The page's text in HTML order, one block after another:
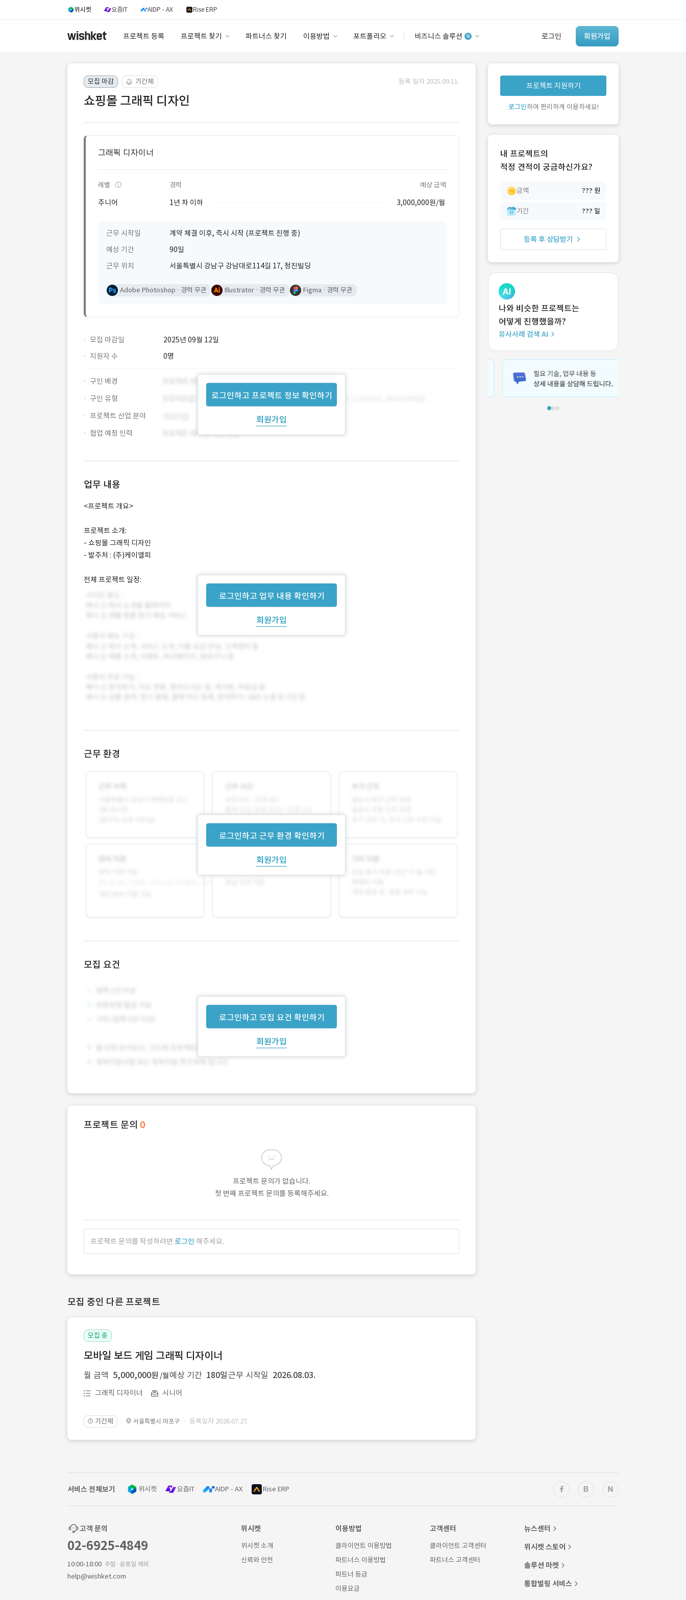
위시켓 요즘IT AIDP - AX Rise ERP
프로젝트 등록 프로젝트 찾기 파트너스 찾기 이용방법 포트폴리오 비즈니스 솔루션 로그인 회원가입
안심 코드 케어
유사사례 검색 AI
‘이런 거’ 만들어본
개발 회사 있어?
모집 마감 기간제 등록 일자 2025.09.11.
쇼핑몰 그래픽 디자인
그래픽 디자이너
레벨 경력 예상 금액
주니어 1년 차 이하 3,000,000원/월
근무 시작일
계약 체결 이후, 즉시 시작 (프로젝트 진행 중)
예상 기간
90일
근무 위치
서울특별시 강남구 강남대로114길 17, 정진빌딩
Adobe Photoshop 경력 무관 Illustrator 경력 무관 Figma 경력 무관
모집 마감일
2025년 09월 12일
지원자 수
0명
로그인하고 프로젝트 정보 확인하기
회원가입
구인 배경
구인 유형
프로젝트 산업 분야
협업 예정 인력
업무 내용
로그인하고 업무 내용 확인하기
회원가입
<프로젝트 개요>
프로젝트 소개:
- 쇼핑몰 그래픽 디자인
- 발주처 : (주)케이엘피
전체 프로젝트 일정:
근무 환경
로그인하고 근무 환경 확인하기
회원가입
모집 요건
로그인하고 모집 요건 확인하기
회원가입
프로젝트 문의 0
프로젝트 문의가 없습니다.
첫 번째 프로젝트 문의를 등록해주세요.
프로젝트 문의를 작성하려면 로그인 해주세요.
모집 중인 다른 프로젝트
모집 중
모바일 보드 게임 그래픽 디자이너
월 금액 5,000,000원 /월예상 기간 180일 근무 시작일 2026.08.03.
그래픽 디자이너 시니어
🕒 기간제 서울특별시 마포구 · 등록일자 2026.07.27.
프로젝트 지원하기
로그인하여 편리하게 이용하세요!
내 프로젝트의
적정 견적이 궁금하신가요?
금액 ??? 원
기간 ??? 일
등록 후 상담받기
나와 비슷한 프로젝트는
어떻게 진행했을까?
유사사례 검색 AI
서비스 전체보기 위시켓 요즘IT AIDP - AX Rise ERP
고객 문의
02-6925-4849
10:00-18:00 주말·공휴일 제외
help@wishket.com
위시켓
위시켓 소개
신뢰와 안전
이용방법
클라이언트 이용방법
파트너스 이용방법
파트너 등급
이용요금
고객센터
클라이언트 고객센터
파트너스 고객센터
뉴스센터
위시켓 스토어
솔루션 마켓
통합빌링 서비스